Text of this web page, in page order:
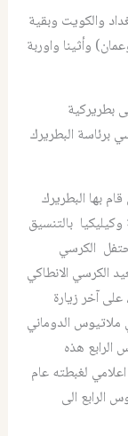
في بغداد والكويت وبقية
وأثينا واوربة
الى بطريركية
برئاسة البطريرك
بها البطريرك
وكيليكيا بالتنسيق
الكرسي
الكرسي الانطاكي
1992 بعد مرور 92 سنة، على آخر زيارة
ملاتيوس الدوماني
الرابع هذه
لغبطته عام
الرابع الى